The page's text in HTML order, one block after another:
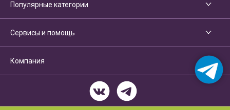
Популярные категории
Сервисы и помощь
Компания